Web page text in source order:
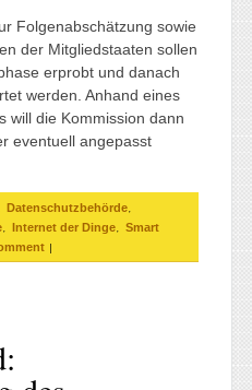
Folgenabschätzung sowie
der Mitgliedstaaten sollen
erprobt und danach
werden. Anhand eines
will die Kommission dann
eventuell angepasst
Datenschutzbehörde,
, Internet der Dinge, Smart
|